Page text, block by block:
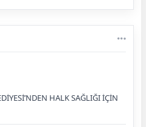
HALK SAĞLIĞI İÇİN